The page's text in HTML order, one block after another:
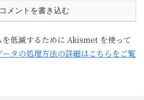
コメントを書き込む
を低減するために Akismet を使って
ータの処理方法の詳細はこちらをご覧